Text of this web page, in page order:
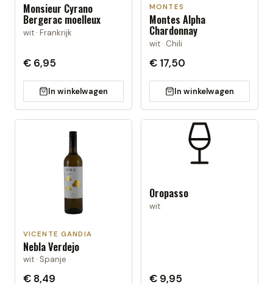
Monsieur Cyrano
Bergerac moelleux
wit · Frankrijk
€ 6,95
In winkelwagen
MONTES
Montes Alpha
Chardonnay
wit · Chili
€ 17,50
In winkelwagen
VICENTE GANDIA
Nebla Verdejo
wit · Spanje
€ 8,49
Oropasso
wit
€ 9,95